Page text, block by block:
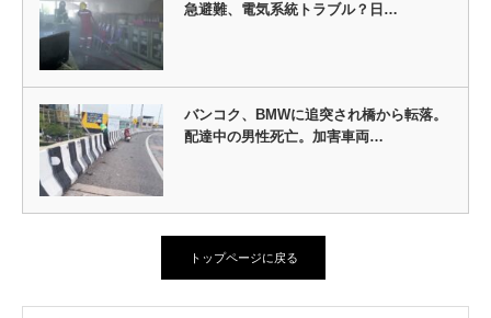
急避難、電気系統トラブル？日…
バンコク、BMWに追突され橋から転落。
配達中の男性死亡。加害車両…
トップページに戻る